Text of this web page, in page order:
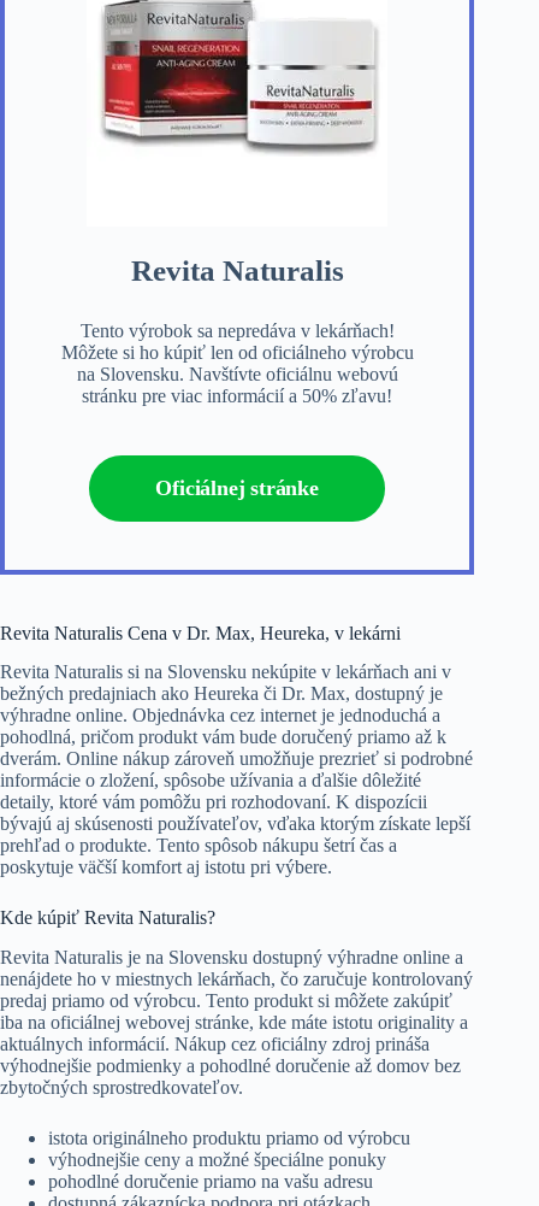
Revita Naturalis
Tento výrobok sa nepredáva v lekárňach!
Môžete si ho kúpiť len od oficiálneho výrobcu
na Slovensku. Navštívte oficiálnu webovú
stránku pre viac informácií a 50% zľavu!
Oficiálnej stránke
Revita Naturalis Cena v Dr. Max, Heureka, v lekárni
Revita Naturalis si na Slovensku nekúpite v lekárňach ani v
bežných predajniach ako Heureka či Dr. Max, dostupný je
výhradne online. Objednávka cez internet je jednoduchá a
pohodlná, pričom produkt vám bude doručený priamo až k
dverám. Online nákup zároveň umožňuje prezrieť si podrobné
informácie o zložení, spôsobe užívania a ďalšie dôležité
detaily, ktoré vám pomôžu pri rozhodovaní. K dispozícii
bývajú aj skúsenosti používateľov, vďaka ktorým získate lepší
prehľad o produkte. Tento spôsob nákupu šetrí čas a
poskytuje väčší komfort aj istotu pri výbere.
Kde kúpiť Revita Naturalis?
Revita Naturalis je na Slovensku dostupný výhradne online a
nenájdete ho v miestnych lekárňach, čo zaručuje kontrolovaný
predaj priamo od výrobcu. Tento produkt si môžete zakúpiť
iba na oficiálnej webovej stránke, kde máte istotu originality a
aktuálnych informácií. Nákup cez oficiálny zdroj prináša
výhodnejšie podmienky a pohodlné doručenie až domov bez
zbytočných sprostredkovateľov.
istota originálneho produktu priamo od výrobcu
výhodnejšie ceny a možné špeciálne ponuky
pohodlné doručenie priamo na vašu adresu